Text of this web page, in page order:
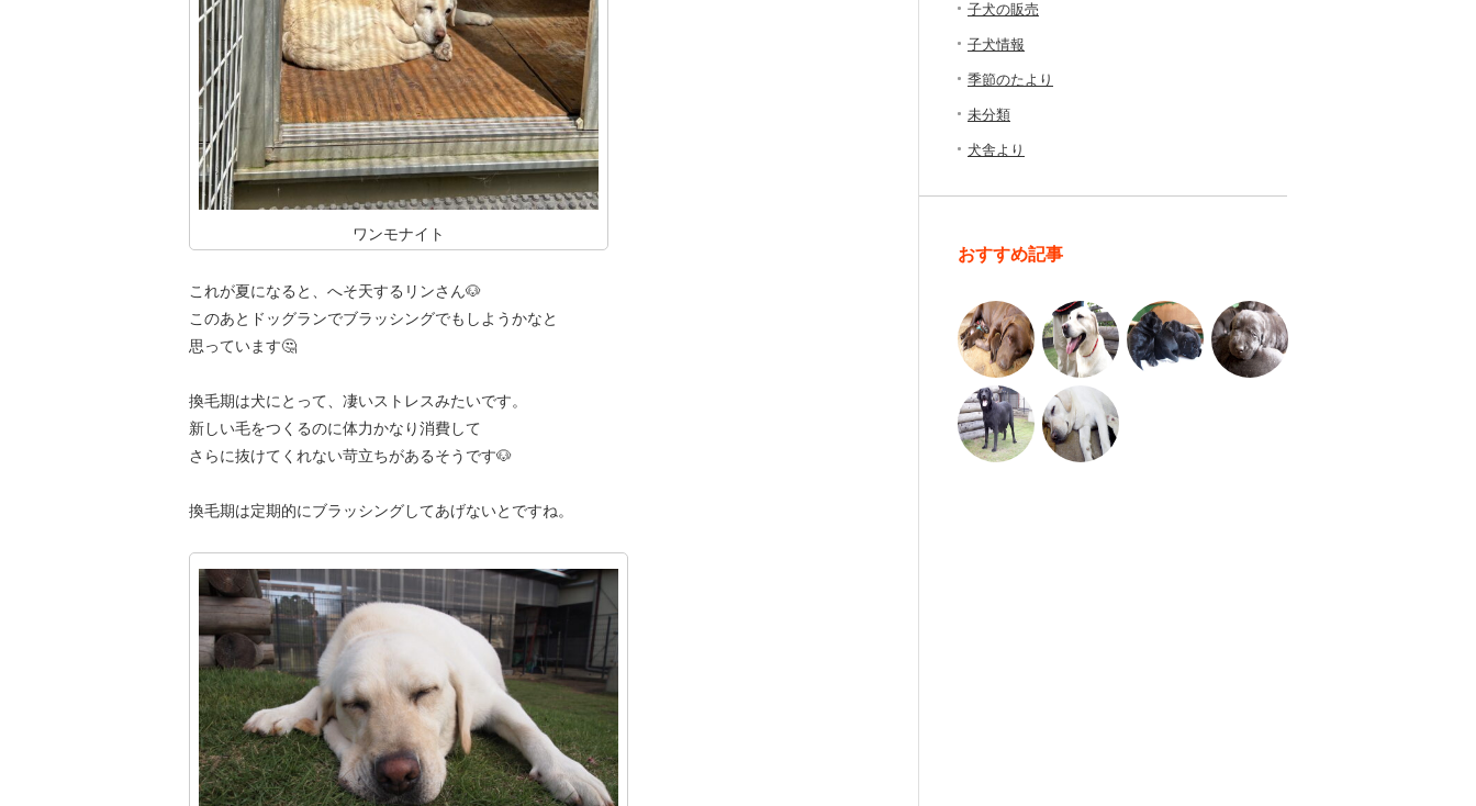
ワンモナイト
これが夏になると、へそ天するリンさん🐶
このあとドッグランでブラッシングでもしようかなと
思っています🤔
換毛期は犬にとって、凄いストレスみたいです。
新しい毛をつくるのに体力かなり消費して
さらに抜けてくれない苛立ちがあるそうです🐶
換毛期は定期的にブラッシングしてあげないとですね。
子犬の販売
子犬情報
季節のたより
未分類
犬舎より
おすすめ記事